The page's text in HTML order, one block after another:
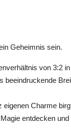
Geheimnis sein.
von 3:2
beeindruckende
Charme
entdecken